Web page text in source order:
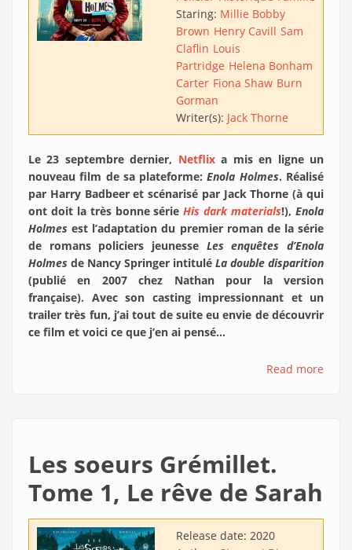
Staring: Millie Bobby
Brown Henry Cavill Sam
Claflin Louis
Partridge Helena Bonham
Carter Fiona Shaw Burn
Gorman
Writer(s): Jack Thorne
Le 23 septembre dernier, Netflixa mis en ligne un
nouveau film de sa plateforme:Enola Holmes. Réalisé
par Harry Badbeer et scénarisé par Jack Thorne (à qui
ont doit la très bonne sérieHis dark materials!),Enola
Holmes est l’adaptation du premier roman de la série
de romans policiers jeunesse Les enquêtes d’Enola
Holmes de Nancy Springer intitulé La double disparition
(publié en 2007 chez Nathan pour la version
française). Avec son casting impressionnant et un
trailer très fun, j’ai tout de suite eu envie de découvrir
ce film et voici ce que j’en ai pensé…
Read more
Les soeurs Grémillet.
Tome 1, Le rêve de Sarah
Release date: 2020